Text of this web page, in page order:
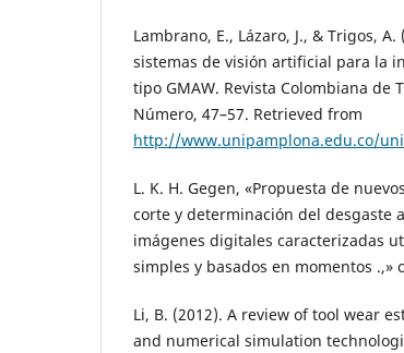
Lambrano, E., Lázaro, J., & Trigos,
sistemas de visión artificial para la
tipo GMAW. Revista Colombiana de
Número, 47–57. Retrieved from
http://www.unipamplona.edu.co/
L. K. H. Gegen, «Propuesta de
corte y determinación del desgaste
imágenes digitales caracterizadas
simples y basados en momentos .,»
Li, B. (2012). A review of tool wear
and numerical simulation